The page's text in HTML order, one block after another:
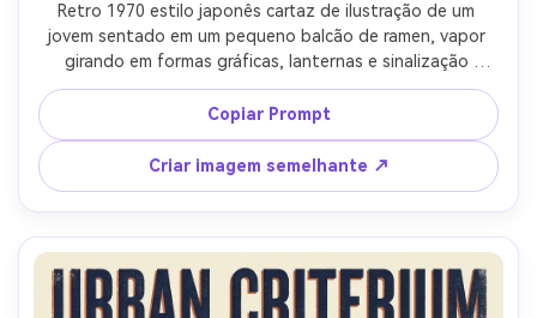
Retro 1970 estilo japonês cartaz de ilustração de um
jovem sentado em um pequeno balcão de ramen, vapor
girando em formas gráficas, lanternas e sinalização
renderizados como blocos ousados, paleta limitada de
vermelho, preto e creme quente, grão de papel gritoso,
sombras de meio tom, perspectiva simples com forte
espaço negativo para o texto da manchete, humor
noturno urbano acolhedor, composição clássica de
anúncio impresso, lente de 85mm, profundidade de
campo rasa, iluminação cinematográfica suave-AR 4:5
Copiar Prompt
Criar imagem semelhante ↗